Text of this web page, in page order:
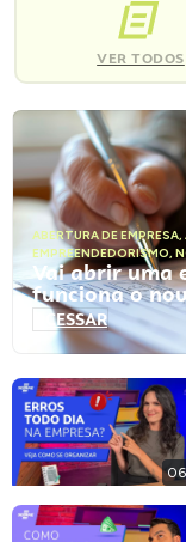
VER TODOS
ABERTURA DE EMPRESA,
EMPREENDEDORISMO,
Vai abrir uma
funciona o
ACESSAR